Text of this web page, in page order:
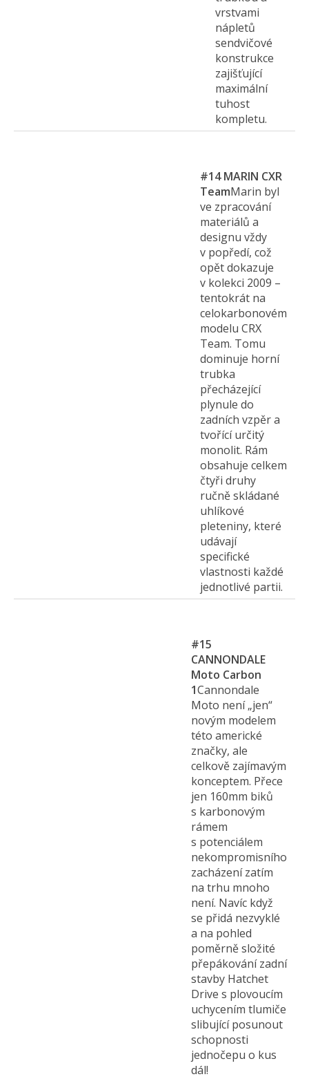
vrstvami
nápletů
sendvičové
konstrukce
zajišťující
maximální
tuhost
kompletu.
#14 MARIN CXR
TeamMarin byl
ve zpracování
materiálů a
designu vždy
v popředí, což
opět dokazuje
v kolekci 2009 –
tentokrát na
celokarbonovém
modelu CRX
Team. Tomu
dominuje horní
trubka
přecházející
plynule do
zadních vzpěr a
tvořící určitý
monolit. Rám
obsahuje celkem
čtyři druhy
ručně skládané
uhlíkové
pleteniny, které
udávají
specifické
vlastnosti každé
jednotlivé partii.
#15
CANNONDALE
Moto Carbon
1Cannondale
Moto není „jen“
novým modelem
této americké
značky, ale
celkově zajímavým
konceptem. Přece
jen 160mm biků
s karbonovým
rámem
s potenciálem
nekompromisního
zacházení zatím
na trhu mnoho
není. Navíc když
se přidá nezvyklé
a na pohled
poměrně složité
přepákování zadní
stavby Hatchet
Drive s plovoucím
uchycením tlumiče
slibující posunout
schopnosti
jednočepu o kus
dál!